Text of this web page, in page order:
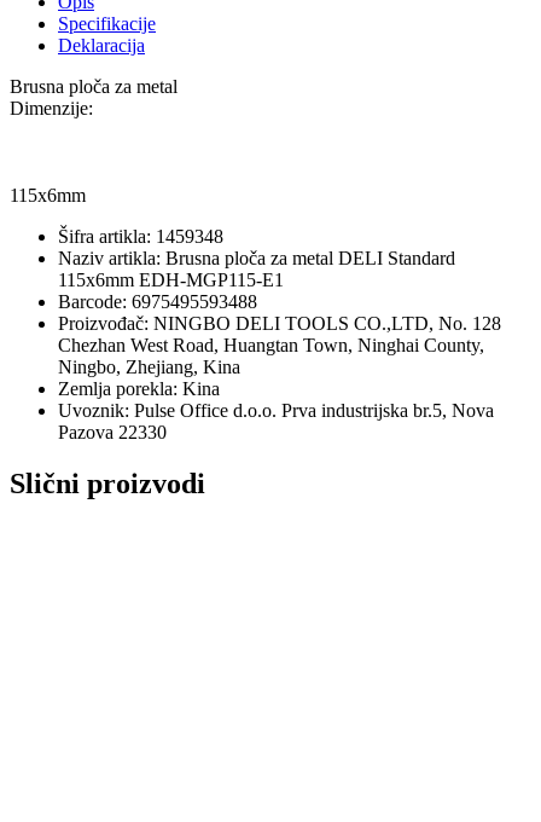
Specifikacije
Deklaracija
Brusna ploča za metal
Dimenzije:
115x6mm
Šifra artikla: 1459348
Naziv artikla: Brusna ploča za metal DELI Standard
115x6mm EDH-MGP115-E1
Barcode: 6975495593488
Proizvođač: NINGBO DELI TOOLS CO.,LTD, No. 128
Chezhan West Road, Huangtan Town, Ninghai County,
Ningbo, Zhejiang, Kina
Zemlja porekla: Kina
Uvoznik: Pulse Office d.o.o. Prva industrijska br.5, Nova
Pazova 22330
Slični proizvodi